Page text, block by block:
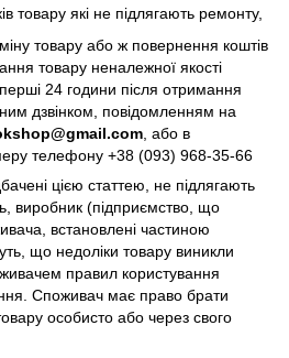
товару які не підлягають ремонту,
товару або ж повернення коштів
товару неналежної якості
24 години після отримання
дзвінком, повідомленням на
, або в
телефону +38 (093) 968-35-66
цією статтею, не підлягають
виробник (підприємство, що
встановлені частиною
що недоліки товару виникли
правил користування
Споживач має право брати
особисто або через свого